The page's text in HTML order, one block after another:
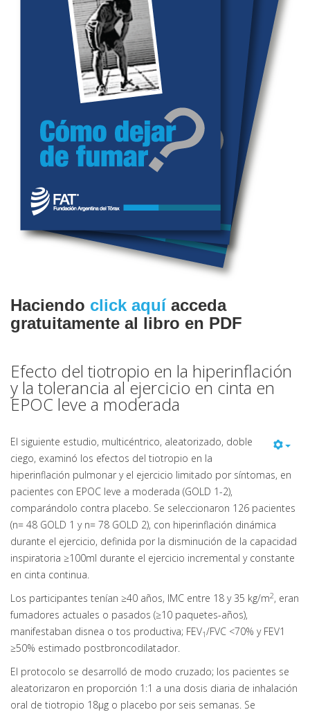
Haciendo click aquíacceda
gratuitamente al libro en PDF
Efecto del tiotropio en la hiperinflación
y la tolerancia al ejercicio en cinta en
EPOC leve a moderada
El siguiente estudio, multicéntrico, aleatorizado, doble
ciego, examinó los efectos del tiotropio en la
hiperinflación pulmonar y el ejercicio limitado por síntomas, en
pacientes con EPOC leve a moderada (GOLD 1-2),
comparándolo contra placebo. Se seleccionaron 126 pacientes
(n= 48 GOLD 1 y n= 78 GOLD 2), con hiperinflación dinámica
durante el ejercicio, definida por la disminución de la capacidad
inspiratoria ≥100ml durante el ejercicio incremental y constante
en cinta continua.
Los participantes tenían ≥40 años, IMC entre 18 y 35 kg/m2, eran
fumadores actuales o pasados (≥10 paquetes-años),
manifestaban disnea o tos productiva; FEV1/FVC <70% y FEV1
≥50% estimado postbroncodilatador.
El protocolo se desarrolló de modo cruzado; los pacientes se
aleatorizaron en proporción 1:1 a una dosis diaria de inhalación
oral de tiotropio 18µg o placebo por seis semanas. Se